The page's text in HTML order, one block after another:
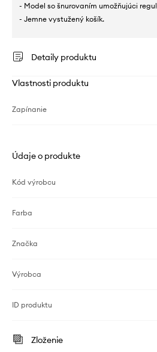
- Model so šnurovaním umožňujúci
- Jemne vystužený košík.
Detaily produktu
Vlastnosti produktu
Zapínanie
Údaje o produkte
Kód výrobcu
Farba
Značka
Výrobca
ID produktu
Zloženie